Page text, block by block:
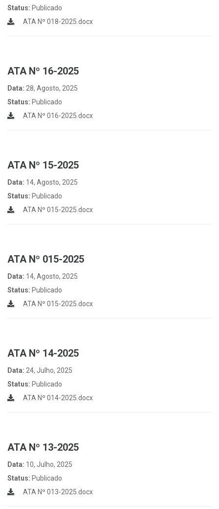
Status: Publicado
ATA Nº 018-2025.docx
ATA Nº 16-2025
Data: 28, Agosto, 2025
Status: Publicado
ATA Nº 016-2025.docx
ATA Nº 15-2025
Data: 14, Agosto, 2025
Status: Publicado
ATA Nº 015-2025.docx
ATA Nº 015-2025
Data: 14, Agosto, 2025
Status: Publicado
ATA Nº 015-2025.docx
ATA Nº 14-2025
Data: 24, Julho, 2025
Status: Publicado
ATA Nº 014-2025.docx
ATA Nº 13-2025
Data: 10, Julho, 2025
Status: Publicado
ATA Nº 013-2025.docx